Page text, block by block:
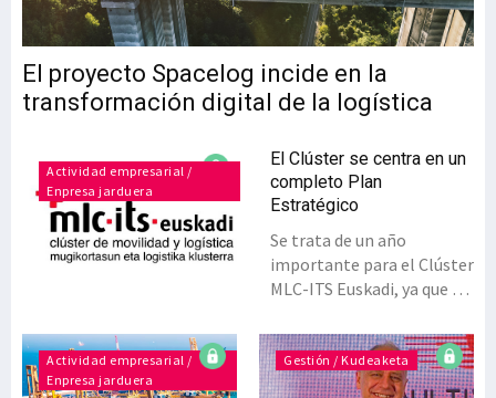
El proyecto Spacelog incide en la
transformación digital de la logística
Actividad empresarial /
Enpresa jarduera
El Clúster se centra en un
completo Plan
Estratégico
Se trata de un año
importante para el Clúster
MLC-ITS Euskadi, ya que en
un Plan Estratégico que se
alargará por tres años,
hasta 2028. El reto es
Actividad empresarial /
Enpresa jarduera
Gestión / Kudeaketa